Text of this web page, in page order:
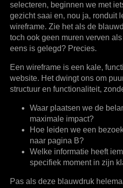
selecteren, beginnen we met
gezicht saai en, nou ja, ronduit
wireframe. Zie het als de
toch ook geen muren verven
eens is gelegd? Precies.
Een wireframe is een kale,
website. Het dwingt ons om
structuur en functionaliteit,
Waar plaatsen we de
maximale impact?
Hoe leiden we een
naar pagina B?
Welke informatie heeft
specifiek moment in zijn
Pas als deze blauwdruk